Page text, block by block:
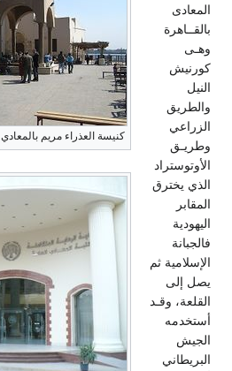
كنيسة العذراء مريم بالمعادي
المعادى
بالقــاهرة
وهـى
كورنيش
النيل
والطريق
الزراعي
وطريـق
الأوتوستراد
الذي يخترق
المقابر
اليهودية
فالجبانة
الإسلامية ثم
يصل إلى
القلعة، وقـد
أستخدمه
الجيش
البريطاني